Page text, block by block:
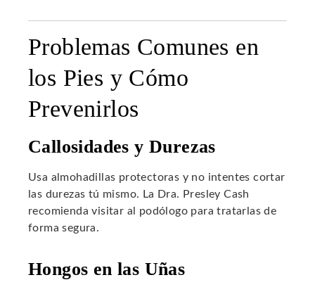
Problemas Comunes en
los Pies y Cómo
Prevenirlos
Callosidades y Durezas
Usa almohadillas protectoras y no intentes cortar
las durezas tú mismo. La Dra. Presley Cash
recomienda visitar al podólogo para tratarlas de
forma segura.
Hongos en las Uñas